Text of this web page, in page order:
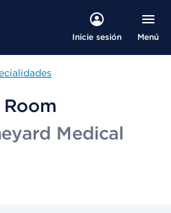
Inicie sesión Menú
Medical